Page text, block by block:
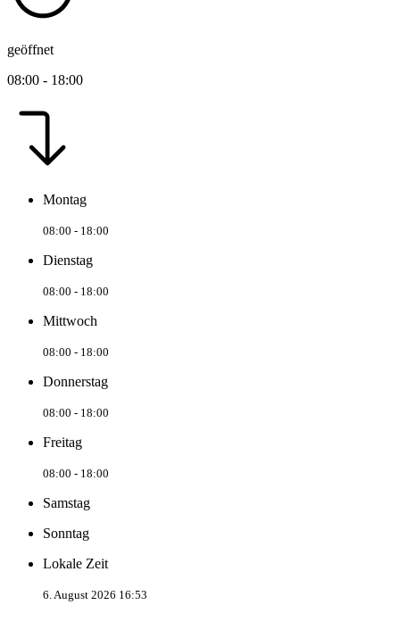
geöffnet
08:00 - 18:00
Montag
08:00 - 18:00
Dienstag
08:00 - 18:00
Mittwoch
08:00 - 18:00
Donnerstag
08:00 - 18:00
Freitag
08:00 - 18:00
Samstag
Sonntag
Lokale Zeit
6. August 2026 16:53